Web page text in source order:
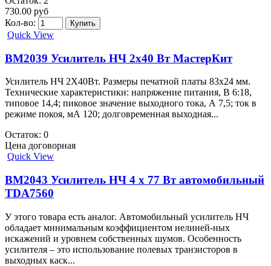
730.00 руб
Кол-во:
Quick View
BM2039 Усилитель НЧ 2х40 Вт МастерКит
Усилитель НЧ 2Х40Вт. Размеры печатной платы 83x24 мм.
Технические характеристики: напряжение питания, В 6:18,
типовое 14,4; пиковое значение выходного тока, А 7,5; ток в
режиме покоя, мА 120; долговременная выходная...
Остаток: 0
Цена договорная
Quick View
BM2043 Усилитель НЧ 4 х 77 Вт автомобильный
TDA7560
У этого товара есть аналог. Автомобильный усилитель НЧ
обладает минимальным коэффициентом нелиней-ных
искажений и уровнем собственных шумов. Особенность
усилителя – это использование полевых транзисторов в
выходных каск...